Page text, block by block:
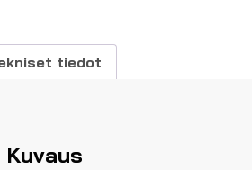
tiedot
Kuvaus